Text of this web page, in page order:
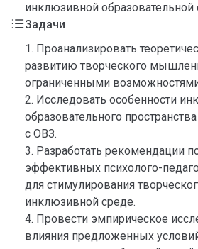
инклюзивной образовательной
Задачи
1. Проанализировать
развитию творческого
ограниченными
2. Исследовать особенности
образовательного
с ОВЗ.
3. Разработать рекомендации
эффективных психолого-
для стимулирования
инклюзивной среде.
4. Провести эмпирическое
влияния предложенных